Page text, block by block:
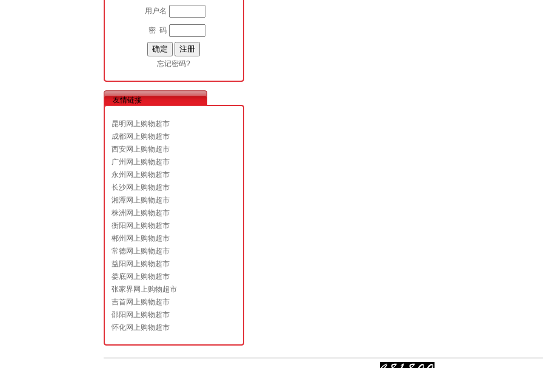
用户名
密 码
忘记密码?
友情链接
昆明网上购物超市
成都网上购物超市
西安网上购物超市
广州网上购物超市
永州网上购物超市
长沙网上购物超市
湘潭网上购物超市
株洲网上购物超市
衡阳网上购物超市
郴州网上购物超市
常德网上购物超市
益阳网上购物超市
娄底网上购物超市
张家界网上购物超市
吉首网上购物超市
邵阳网上购物超市
怀化网上购物超市